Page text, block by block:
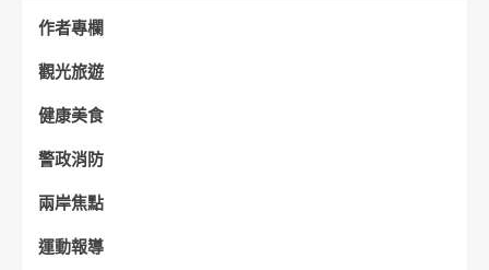
作者專欄
觀光旅遊
健康美食
警政消防
兩岸焦點
運動報導